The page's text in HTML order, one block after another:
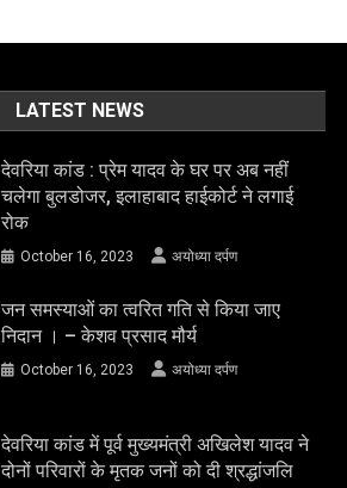
LATEST NEWS
देवरिया कांड : प्रेम यादव के घर पर अब नहीं
चलेगा बुलडोजर, इलाहाबाद हाईकोर्ट ने लगाई
रोक
October 16, 2023 अयोध्या दर्पण
जन समस्याओं का त्वरित गति से किया जाए
निदान । – केशव प्रसाद मौर्य
October 16, 2023 अयोध्या दर्पण
देवरिया कांड में पूर्व मुख्यमंत्री अखिलेश यादव ने
दोनों परिवारों के मृतक जनों को दी श्रद्धांजलि